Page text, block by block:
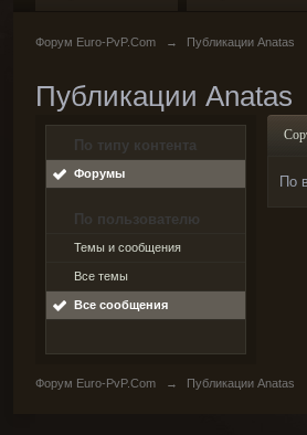
Форум Euro-PvP.Com → Публикации Anatas
Публикации Anatas
По типу контента
Форумы
По пользователю
Темы и сообщения
Все темы
Все сообщения
По
Форум Euro-PvP.Com → Публикации Anatas